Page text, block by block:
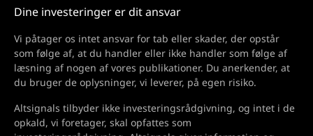
Dine investeringer er dit ansvar
Vi påtager os intet ansvar for tab eller skader, der opstår
som følge af, at du handler eller ikke handler som følge af
læsning af nogen af vores publikationer. Du anerkender, at
du bruger de oplysninger, vi leverer, på egen risiko.
Altsignals tilbyder ikke investeringsrådgivning, og intet i de
opkald, vi foretager, skal opfattes som